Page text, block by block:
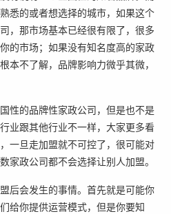
悉的或者想选择的城市，如果这个
，那市场基本已经很有限了，很多
的市场；如果没有知名度高的家政
本不了解，品牌影响力微乎其微，
性的品牌性家政公司，但是也不是
业跟其他行业不一样，大家更多看
一旦走加盟就不可控了，很可能对
家政公司都不会选择让别人加盟。
后会发生的事情。首先就是可能你
给你提供运营模式，但是你要知